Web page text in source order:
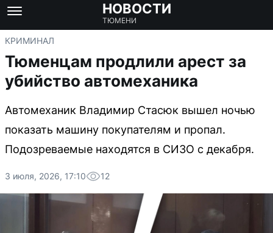
НОВОСТИ
ТЮМЕНИ
КРИМИНАЛ
Тюменцам продлили арест за
убийство автомеханика
Автомеханик Владимир Стасюк вышел ночью
показать машину покупателям и пропал.
Подозреваемые находятся в СИЗО с декабря.
3 июля, 2026, 17:10 12